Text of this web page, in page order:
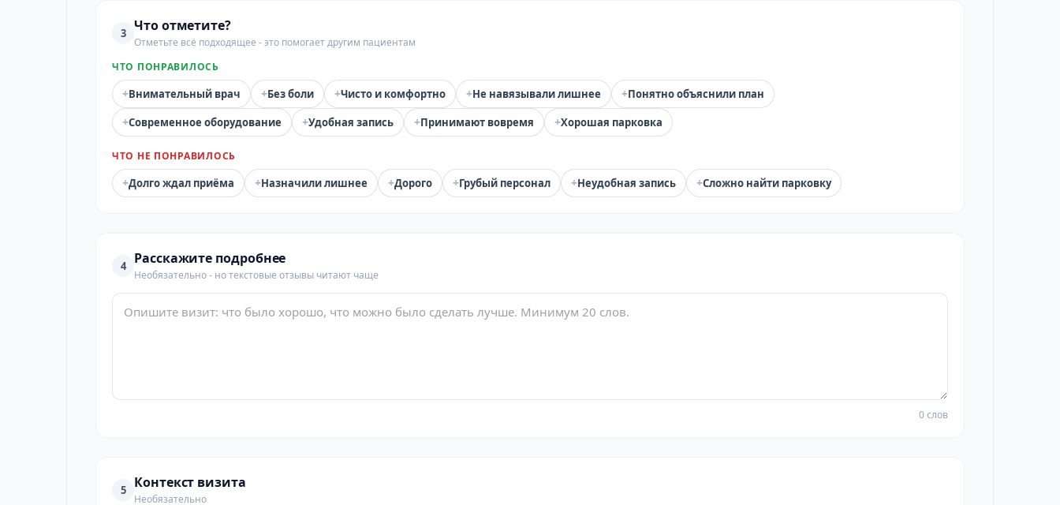
3 Что отметите?
Отметьте всё подходящее - это помогает другим пациентам
ЧТО ПОНРАВИЛОСЬ
+Внимательный врач +Без боли +Чисто и комфортно +Не навязывали лишнее +Понятно объяснили план
+Современное оборудование +Удобная запись +Принимают вовремя +Хорошая парковка
ЧТО НЕ ПОНРАВИЛОСЬ
+Долго ждал приёма +Назначили лишнее +Дорого +Грубый персонал +Неудобная запись +Сложно найти парковку
4 Расскажите подробнее
Необязательно - но текстовые отзывы читают чаще
0 слов
5 Контекст визита
Необязательно